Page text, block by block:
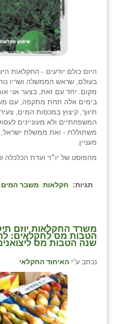
היום כולם יודעים - החקלאות
בעולם, שראש הממשלה ושריו
מקום. יחד עם זאת, בצער אני
בימים אלה תחת מתקפה, עם
תיווך, קיצוץ במכסות המים,
המשפחתיים ולא מעוניינים
משתוללת - ואת ממשלת
מעניין.
מהפוסט של יו״ר ועדת הכלכלה
תגיות: חקלאות משבר המים
⁨משרד החקלאות יוזם
שנה הטבות מס
נכתב ע"י האיחוד החקלאי